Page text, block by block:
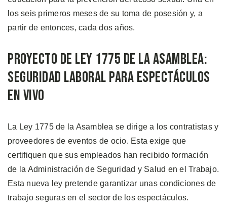
los seis primeros meses de su toma de posesión y, a
partir de entonces, cada dos años.
Proyecto de Ley 1775 de la Asamblea:
Seguridad Laboral para Espectáculos
en Vivo
La Ley 1775 de la Asamblea se dirige a los contratistas y
proveedores de eventos de ocio. Esta exige que
certifiquen que sus empleados han recibido formación
de la Administración de Seguridad y Salud en el Trabajo.
Esta nueva ley pretende garantizar unas condiciones de
trabajo seguras en el sector de los espectáculos.